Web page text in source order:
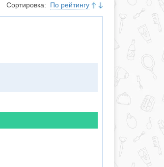
Сортировка: По рейтингу